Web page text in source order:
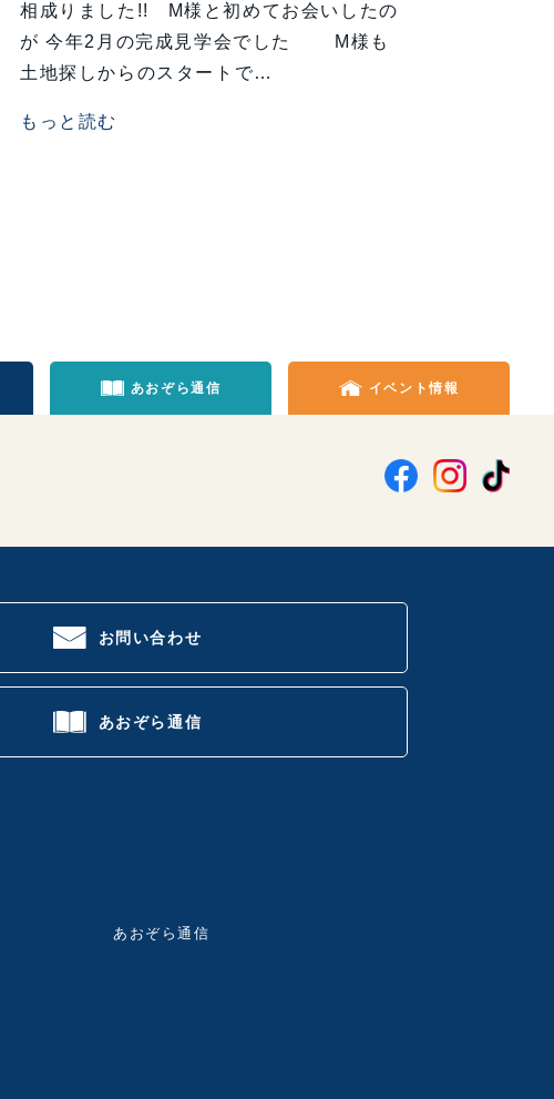
相成りました!! M様と初めてお会いしたの
が 今年2月の完成見学会でした M様も
土地探しからのスタートで…
もっと読む
あおぞら通信 イベント情報
お問い合わせ
あおぞら通信
あおぞら通信